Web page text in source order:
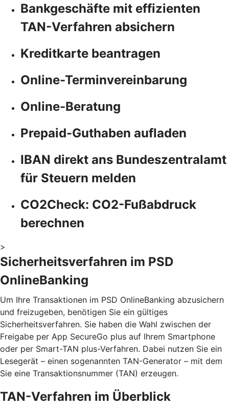
Bankgeschäfte mit effizienten
TAN-Verfahren absichern
Kreditkarte beantragen
Online-Terminvereinbarung
Online-Beratung
Prepaid-Guthaben aufladen
IBAN direkt ans Bundeszentralamt
für Steuern melden
CO2Check: CO2-Fußabdruck
berechnen
>
Sicherheitsverfahren im PSD
OnlineBanking
Um Ihre Transaktionen im PSD OnlineBanking abzusichern
und freizugeben, benötigen Sie ein gültiges
Sicherheitsverfahren. Sie haben die Wahl zwischen der
Freigabe per App SecureGo plus auf Ihrem Smartphone
oder per Smart-TAN plus-Verfahren. Dabei nutzen Sie ein
Lesegerät – einen sogenannten TAN-Generator – mit dem
Sie eine Transaktionsnummer (TAN) erzeugen.
TAN-Verfahren im Überblick